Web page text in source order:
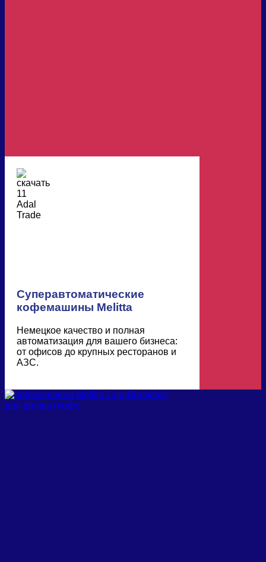
Суперавтоматические
кофемашины Melitta
Немецкое качество и полная
автоматизация для вашего бизнеса:
от офисов до крупных ресторанов и
АЗС.